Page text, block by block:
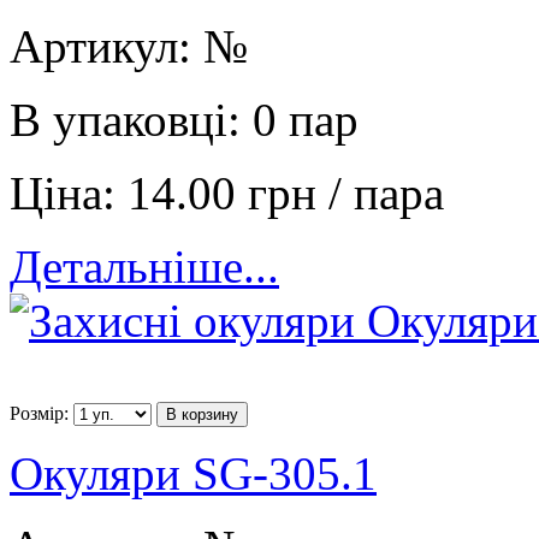
Артикул: №
В упаковці: 0 пар
Ціна: 14.00 грн / пара
Детальніше...
Розмір: В корзину
Окуляри SG-305.1